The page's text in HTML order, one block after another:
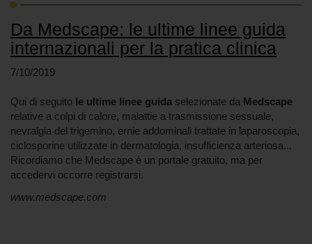
Da Medscape: le ultime linee guida
internazionali per la pratica clinica
7/10/2019
Qui di seguito le ultime linee guida selezionate da Medscape
relative a colpi di calore, malattie a trasmissione sessuale,
nevralgia del trigemino, ernie addominali trattate in laparoscopia,
ciclosporine utilizzate in dermatologia, insufficienza arteriosa...
Ricordiamo che Medscape è un portale gratuito, ma per
accedervi occorre registrarsi.
www.medscape.com